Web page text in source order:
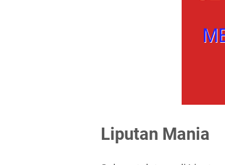
Liputan Mania